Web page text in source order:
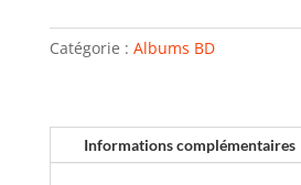
Catégorie : Albums BD
Informations complémentaires